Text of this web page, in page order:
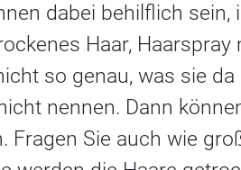
dabei behilflich sein,
Haar, Haarspray
so genau, was sie
nennen. Dann
Sie auch wie